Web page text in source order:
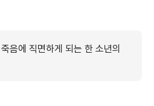
음에 직면하게 되는 한 소년의